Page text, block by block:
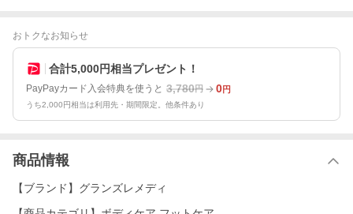
おトクなお知らせ
合計5,000円相当プレゼント！
PayPayカード入会特典を使うと 3,780円 0円
うち2,000円相当は利用先・期間限定。他条件あり
商品情報
【ブランド】グランズレメディ